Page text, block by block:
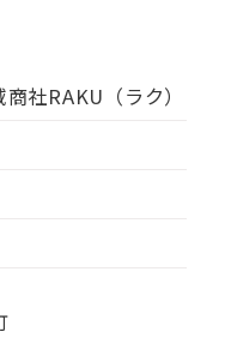
社RAKU（ラク）